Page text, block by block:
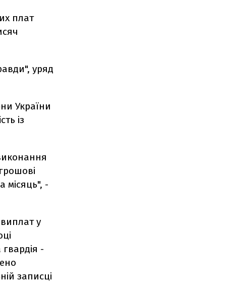
плат
уряд
України
із
місяць", -
у
-
записці